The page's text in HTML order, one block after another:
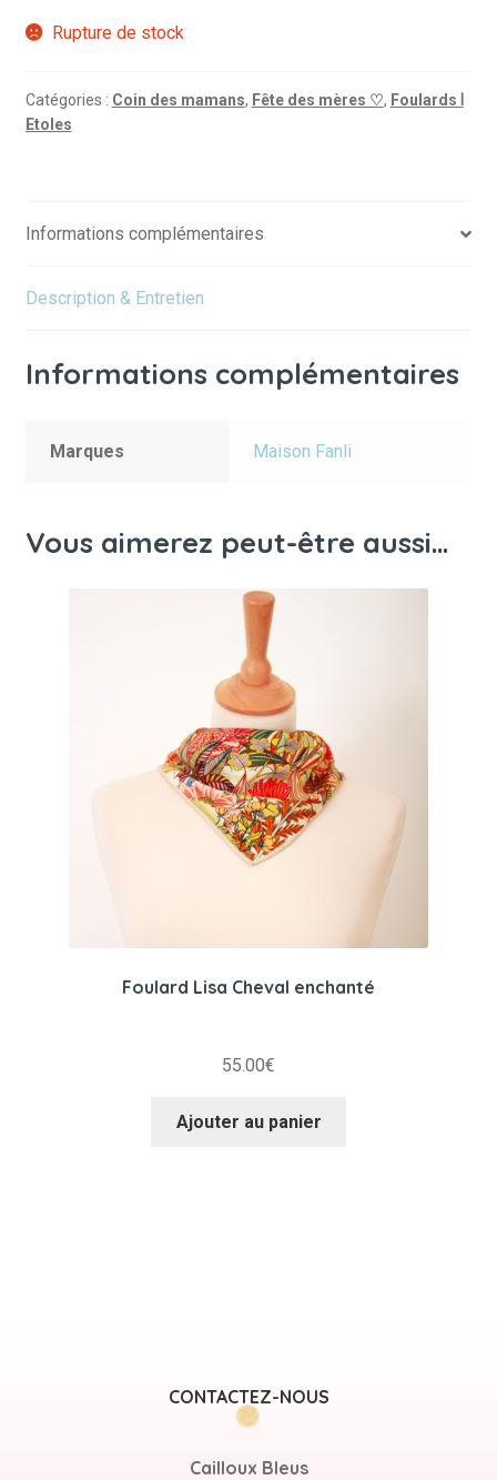
Rupture de stock
Catégories : Coin des mamans, Fête des mères ♡, Foulards Ⅰ
Etoles
Informations complémentaires
Description & Entretien
Informations complémentaires
Marques Maison Fanli
Vous aimerez peut-être aussi…
Foulard Lisa Cheval enchanté
55.00€
Ajouter au panier
CONTACTEZ-NOUS
Cailloux Bleus